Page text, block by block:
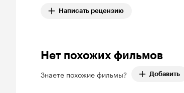
Написать рецензию
Нет похожих фильмов
Знаете похожие фильмы? Добавить